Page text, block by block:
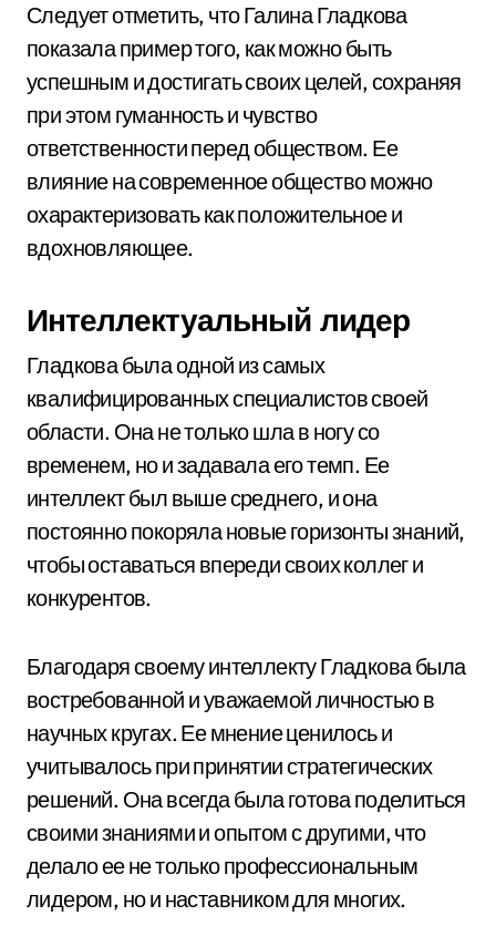
Следует отметить, что Галина Гладкова
показала пример того, как можно быть
успешным и достигать своих целей, сохраняя
при этом гуманность и чувство
ответственности перед обществом. Ее
влияние на современное общество можно
охарактеризовать как положительное и
вдохновляющее.
Интеллектуальный лидер
Гладкова была одной из самых
квалифицированных специалистов своей
области. Она не только шла в ногу со
временем, но и задавала его темп. Ее
интеллект был выше среднего, и она
постоянно покоряла новые горизонты знаний,
чтобы оставаться впереди своих коллег и
конкурентов.
Благодаря своему интеллекту Гладкова была
востребованной и уважаемой личностью в
научных кругах. Ее мнение ценилось и
учитывалось при принятии стратегических
решений. Она всегда была готова поделиться
своими знаниями и опытом с другими, что
делало ее не только профессиональным
лидером, но и наставником для многих.